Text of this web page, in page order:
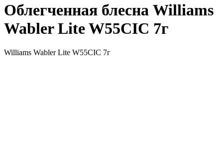
Облегченная блесна Williams
Wabler Lite W55CIC 7г
Williams Wabler Lite W55CIC 7г